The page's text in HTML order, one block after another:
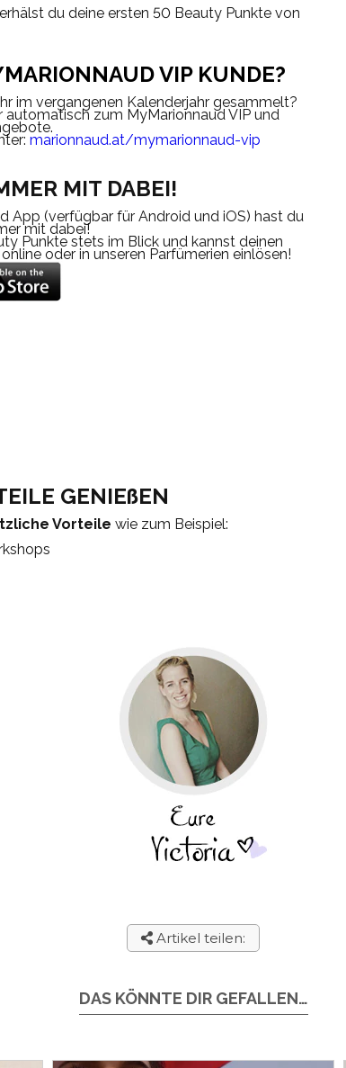
erhälst du deine ersten 50 Beauty Punkte von
VIP KUNDE?
im vergangenen Kalenderjahr gesammelt?
automatisch zum MyMarionnaud VIP und
marionnaud.at/mymarionnaud-vip
MIT DABEI!
App (verfügbar für Android und iOS) hast du
mit dabei!
Punkte stets im Blick und kannst deinen
oder in unseren Parfümerien einlösen!
GENIEßEN
Vorteile wie zum Beispiel:
Artikel teilen:
DAS KÖNNTE DIR GEFALLEN…